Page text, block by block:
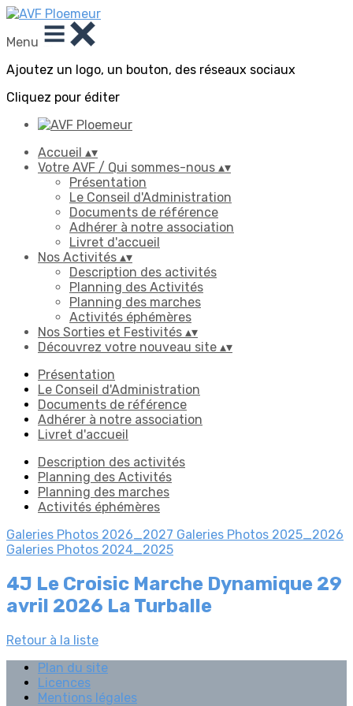
Menu
Ajoutez un logo, un bouton, des réseaux sociaux
Cliquez pour éditer
Accueil ▴▾
Votre AVF / Qui sommes-nous ▴▾
Présentation
Le Conseil d'Administration
Documents de référence
Adhérer à notre association
Livret d'accueil
Nos Activités ▴▾
Description des activités
Planning des Activités
Planning des marches
Activités éphémères
Nos Sorties et Festivités ▴▾
Découvrez votre nouveau site ▴▾
Présentation
Le Conseil d'Administration
Documents de référence
Adhérer à notre association
Livret d'accueil
Description des activités
Planning des Activités
Planning des marches
Activités éphémères
Galeries Photos 2026_2027 Galeries Photos 2025_2026
Galeries Photos 2024_2025
4J Le Croisic Marche Dynamique 29
avril 2026 La Turballe
Retour à la liste
Plan du site
Licences
Mentions légales